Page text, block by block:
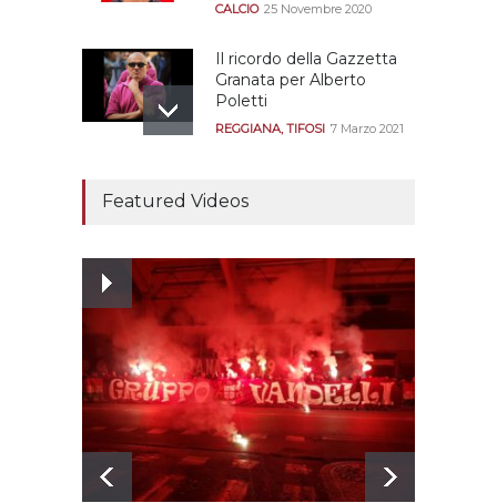
CALCIO 25 Novembre 2020
Il ricordo della Gazzetta
Granata per Alberto
Poletti
REGGIANA,TIFOSI 7 Marzo 2021
assistere agli allenamenti
Ecco le prove
dell’incongruenza delle
due sentenze
REGGIANA 15 Aprile 2021
Featured Videos